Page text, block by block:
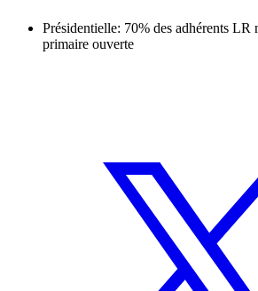
Présidentielle: 70% des adhérents LR
primaire ouverte